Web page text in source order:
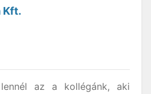
Kft.
az a kollégánk, aki